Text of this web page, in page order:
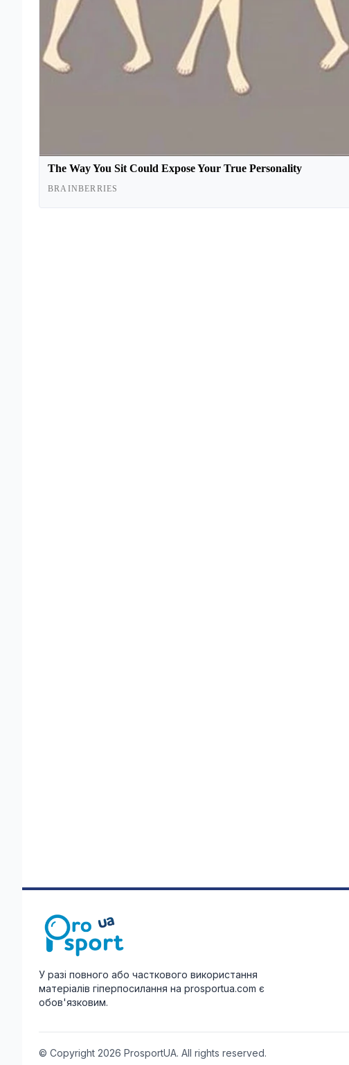
У разі повного або часткового використання
матеріалів гіперпосилання на prosportua.com є
обов'язковим.
© Copyright 2026 ProsportUA. All rights reserved.